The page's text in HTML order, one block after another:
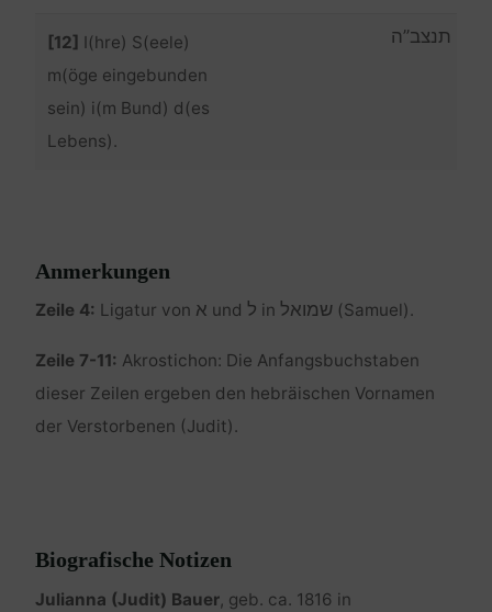
[12] I(hre) S(eele)
m(öge eingebunden
sein) i(m Bund) d(es
Lebens).
תנצב”ה
Anmerkungen
Zeile 4: Ligatur von א und ל in שמואל(Samuel).
Zeile 7-11: Akrostichon: Die Anfangsbuchstaben
dieser Zeilen ergeben den hebräischen Vornamen
der Verstorbenen (Judit).
Biografische Notizen
Julianna (Judit) Bauer, geb. ca. 1816 in